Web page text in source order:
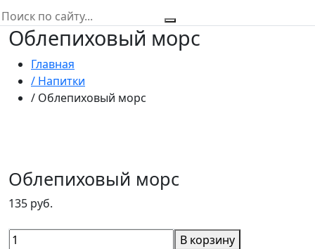
Облепиховый морс
Главная
/ Напитки
/ Облепиховый морс
Облепиховый морс
135 руб.
В корзину